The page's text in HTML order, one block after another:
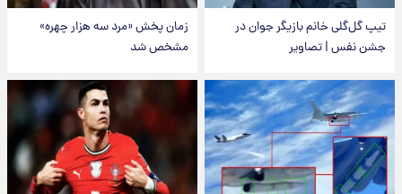
تیپ گل‌گلی خانم بازیگر جوان در
جشن نفس | تصاویر
زمان پخش «مرد سه هزار چهره»
مشخص شد